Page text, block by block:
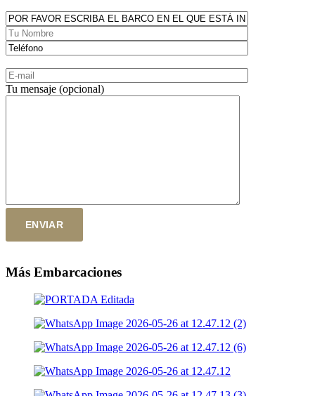
Tu mensaje (opcional)
Más Embarcaciones